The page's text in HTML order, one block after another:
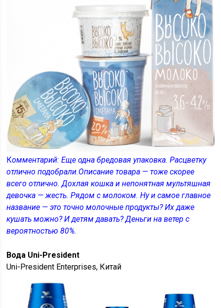
Комментарий: Еще одна бредовая упаковка. Расцветку
отлично подобрали.Описание товара — тоже скорее
всего отлично. Дохлая кошка и непонятная мультяшная
девочка — жесть. Рядом с молоком. Ну и самое главное
название — это точно молочные продукты? Их даже
кушать можно? И детям давать? Деньги на ветер с
вероятностью 80%.
Вода Uni-President
Uni-President Enterprises, Китай